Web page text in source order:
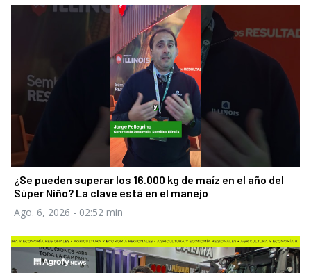
¿Se pueden superar los 16.000 kg de maíz en el año del
Súper Niño? La clave está en el manejo
Ago. 6, 2026 - 02:52 min